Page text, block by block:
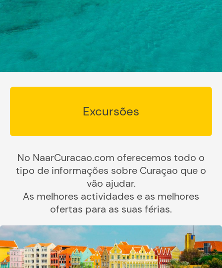
Excursões
No NaarCuracao.com oferecemos todo o
tipo de informações sobre Curaçao que o
vão ajudar.
As melhores actividades e as melhores
ofertas para as suas férias.